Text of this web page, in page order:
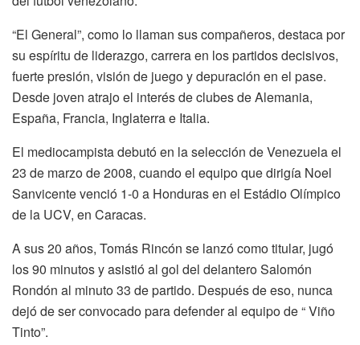
“El General”, como lo llaman sus compañeros, destaca por
su espíritu de liderazgo, carrera en los partidos decisivos,
fuerte presión, visión de juego y depuración en el pase.
Desde joven atrajo el interés de clubes de Alemania,
España, Francia, Inglaterra e Italia.
El mediocampista debutó en la selección de Venezuela el
23 de marzo de 2008, cuando el equipo que dirigía Noel
Sanvicente venció 1-0 a Honduras en el Estádio Olímpico
de la UCV, en Caracas.
A sus 20 años, Tomás Rincón se lanzó como titular, jugó
los 90 minutos y asistió al gol del delantero Salomón
Rondón al minuto 33 de partido. Después de eso, nunca
dejó de ser convocado para defender al equipo de “ Viño
Tinto”.